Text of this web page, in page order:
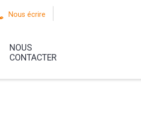
Nous écrire
NOUS
CONTACTER